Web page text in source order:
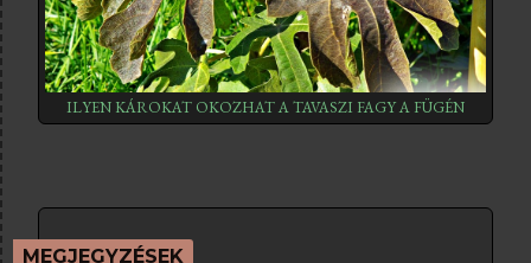
ILYEN KÁROKAT OKOZHAT A TAVASZI FAGY A FÜGÉN
MEGJEGYZÉSEK